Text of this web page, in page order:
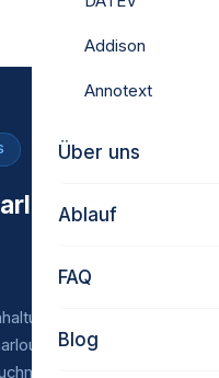
Addison
Annotext
Über uns
Ablauf
FAQ
Blog
–
in Saarlouis?
ein bedeutender
übernimmt Ihre